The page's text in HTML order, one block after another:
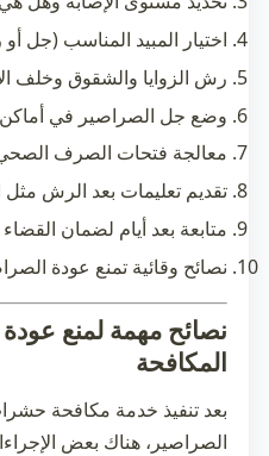
اختيار المبيد المناسب (جل
رش الزوايا والشقوق وخلف
وضع جل الصراصير في أماكن
معالجة فتحات الصرف
تقديم تعليمات بعد الرش مثل
متابعة بعد أيام لضمان
نصائح وقائية تمنع عودة
نصائح مهمة لمنع
المكافحة
بعد تنفيذ خدمة مكافحة
الصراصير، هناك بعض